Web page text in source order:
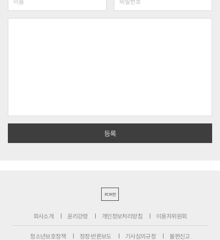
PC버전
회사소개 윤리강령 개인정보처리방침 이용자위원회
청소년보호정책 정정·반론보도 기사심의규정 불편신고